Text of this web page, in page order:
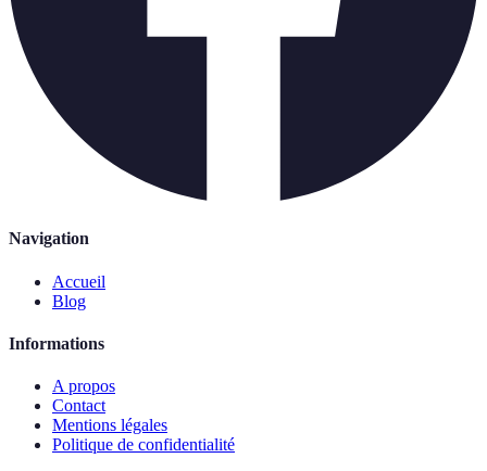
Navigation
Accueil
Blog
Informations
A propos
Contact
Mentions légales
Politique de confidentialité